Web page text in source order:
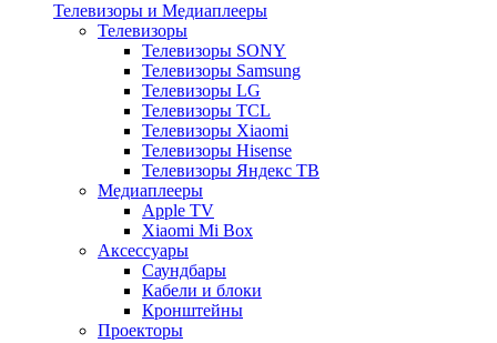
Телевизоры и Медиаплееры
Телевизоры
Телевизоры SONY
Телевизоры Samsung
Телевизоры LG
Телевизоры TCL
Телевизоры Xiaomi
Телевизоры Hisense
Телевизоры Яндекс ТВ
Медиаплееры
Apple TV
Xiaomi Mi Box
Аксессуары
Саундбары
Кабели и блоки
Кронштейны
Проекторы